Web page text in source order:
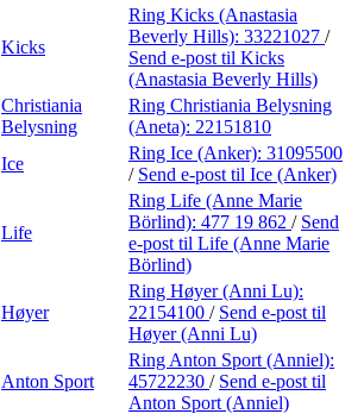
Kicks
Ring Kicks (Anastasia
Beverly Hills): 33221027 /
Send e-post til Kicks
(Anastasia Beverly Hills)
Christiania
Belysning
Ring Christiania Belysning
(Aneta): 22151810
Ice
Ring Ice (Anker): 31095500
/ Send e-post til Ice (Anker)
Life
Ring Life (Anne Marie
Börlind): 477 19 862 / Send
e-post til Life (Anne Marie
Börlind)
Høyer
Ring Høyer (Anni Lu):
22154100 / Send e-post til
Høyer (Anni Lu)
Anton Sport
Ring Anton Sport (Anniel):
45722230 / Send e-post til
Anton Sport (Anniel)